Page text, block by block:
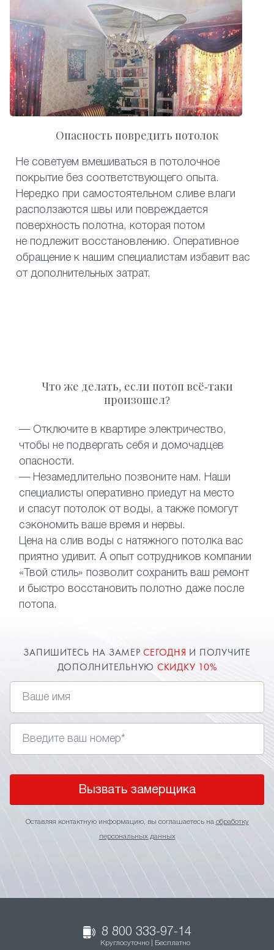
Опасность повредить потолок
Не советуем вмешиваться в потолочное
покрытие без соответствующего опыта.
Нередко при самостоятельном сливе влаги
расползаются швы или повреждается
поверхность полотна, которая потом
не подлежит восстановлению. Оперативное
обращение к нашим специалистам избавит вас
от дополнительных затрат.
Что же делать, если потоп всё-таки
произошел?
— Отключите в квартире электричество,
чтобы не подвергать себя и домочадцев
опасности.
— Незамедлительно позвоните нам. Наши
специалисты оперативно приедут на место
и спасут потолок от воды, а также помогут
сэкономить ваше время и нервы.
Цена на слив воды с натяжного потолка вас
приятно удивит. А опыт сотрудников компании
«Твой стиль» позволит сохранить ваш ремонт
и быстро восстановить полотно даже после
потопа.
ЗАПИШИТЕСЬ НА ЗАМЕРСЕГОДНЯ И ПОЛУЧИТЕ
ДОПОЛНИТЕЛЬНУЮ СКИДКУ 10%
Вызвать замерщика
Оставляя контактную информацию, вы соглашаетесь на обработку
персональных данных
8 800 333-97-14
Круглосуточно | Бесплатно